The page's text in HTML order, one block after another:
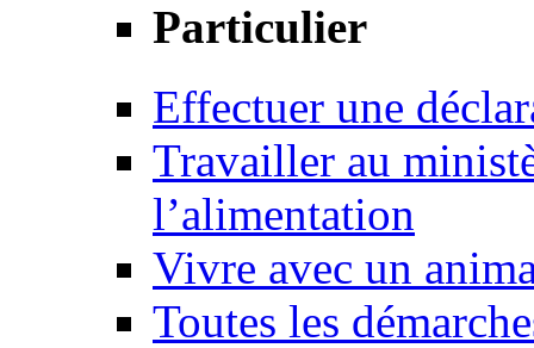
Particulier
Effectuer une
Travailler au
l’alimentation
Vivre avec un
Toutes les